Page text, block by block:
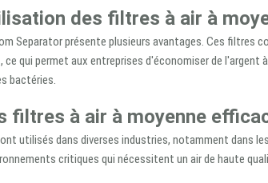
des filtres à air à
Separator présente plusieurs avantages. Ces
qui permet aux entreprises d'économiser de
bactéries.
filtres à air à moyenne
utilisés dans diverses industries, notamment
critiques qui nécessitent un air de haute